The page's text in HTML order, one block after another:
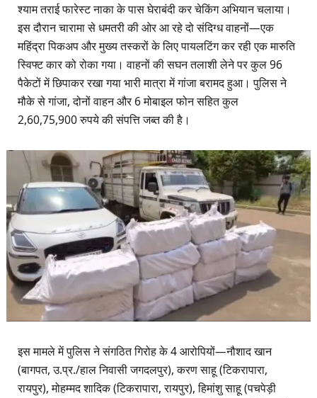
श्याम तराई फारेस्ट नाका के पास घेराबंदी कर चेकिंग अभियान चलाया।
इस दौरान चारामा से धमतरी की ओर आ रहे दो संदिग्ध वाहनों—एक
महिंद्रा पिकअप और मुख्य तस्करों के लिए पायलटिंग कर रही एक मारुति
स्विफ्ट कार को रोका गया। वाहनों की सघन तलाशी लेने पर कुल 96
पैकेटों में छिपाकर रखा गया भारी मात्रा में गांजा बरामद हुआ। पुलिस ने
मौके से गांजा, दोनों वाहन और 6 मोबाइल फोन सहित कुल
2,60,75,900 रुपये की संपत्ति जब्त की है।
​इस मामले में पुलिस ने संगठित गिरोह के 4 आरोपियों—नौशाद खान
(बागपत, उ.प्र./हाल निवासी जगदलपुर), करण साहू (टिकरापारा,
रायपुर), मोहम्मद शादिक (टिकरापारा, रायपुर), हिमांशु साहू (पचपेड़ी